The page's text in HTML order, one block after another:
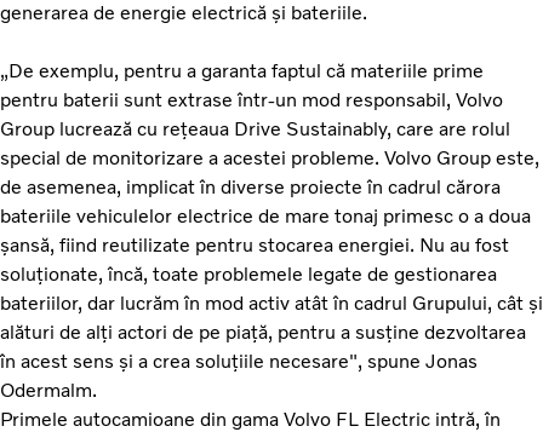
generarea de energie electrică și bateriile.
„De exemplu, pentru a garanta faptul că materiile prime
pentru baterii sunt extrase într-un mod responsabil, Volvo
Group lucrează cu rețeaua Drive Sustainably, care are rolul
special de monitorizare a acestei probleme. Volvo Group este,
de asemenea, implicat în diverse proiecte în cadrul cărora
bateriile vehiculelor electrice de mare tonaj primesc o a doua
șansă, fiind reutilizate pentru stocarea energiei. Nu au fost
soluționate, încă, toate problemele legate de gestionarea
bateriilor, dar lucrăm în mod activ atât în cadrul Grupului, cât și
alături de alți actori de pe piață, pentru a susține dezvoltarea
în acest sens și a crea soluțiile necesare", spune Jonas
Odermalm.
Primele autocamioane din gama Volvo FL Electric intră, în